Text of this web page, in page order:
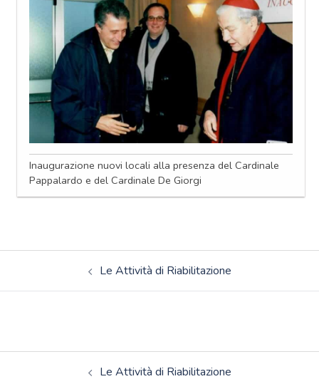
Inaugurazione nuovi locali alla presenza del Cardinale
Pappalardo e del Cardinale De Giorgi
Le Attività di Riabilitazione
Le Attività di Riabilitazione